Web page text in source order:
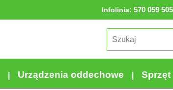
Infolinia: 570 059 505
Urządzenia oddechowe